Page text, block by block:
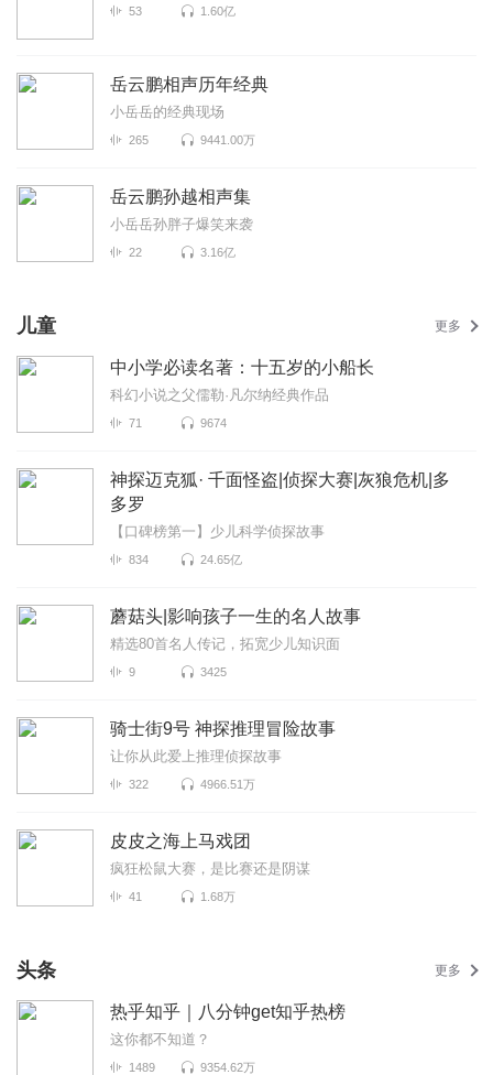
53 1.60亿
岳云鹏相声历年经典
小岳岳的经典现场
265 9441.00万
岳云鹏孙越相声集
小岳岳孙胖子爆笑来袭
22 3.16亿
儿童 更多
中小学必读名著：十五岁的小船长
科幻小说之父儒勒·凡尔纳经典作品
71 9674
神探迈克狐· 千面怪盗|侦探大赛|灰狼危机|多
多罗
【口碑榜第一】少儿科学侦探故事
834 24.65亿
蘑菇头|影响孩子一生的名人故事
精选80首名人传记，拓宽少儿知识面
9 3425
骑士街9号 神探推理冒险故事
让你从此爱上推理侦探故事
322 4966.51万
皮皮之海上马戏团
疯狂松鼠大赛，是比赛还是阴谋
41 1.68万
头条 更多
热乎知乎｜八分钟get知乎热榜
这你都不知道？
1489 9354.62万